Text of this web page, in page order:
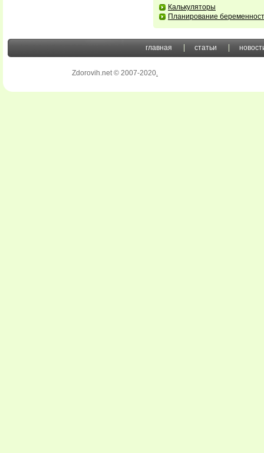
Калькуляторы
Планирование
главная статьи
Zdorovih.net © 2007-2020